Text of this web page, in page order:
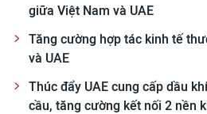
giữa Việt Nam và UAE
Tăng cường hợp tác kinh tế
và UAE
Thúc đẩy UAE cung cấp dầu
cầu, tăng cường kết nối 2 nền